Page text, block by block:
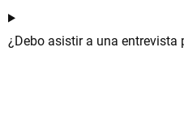
¿Debo asistir a una entrevista